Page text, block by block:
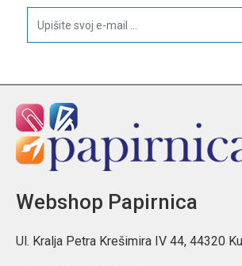
Webshop Papirnica
Ul. Kralja Petra Krešimira IV 44, 44320